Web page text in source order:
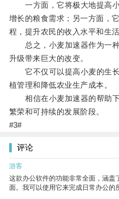
一方面，它将极大地提高小
增长的粮食需求；另一方面，
程，提升农民的收入水平和生活
总之，小麦加速器作为一种
升级带来巨大的改变。
它不仅可以提高小麦的生长
植管理和降低农业生产成本。
相信在小麦加速器的帮助下
繁荣和可持续的发展阶段。
#3#
评论
游客
这款办公软件的功能非常全面，涵盖
面。我可以使用它来完成日常办公的